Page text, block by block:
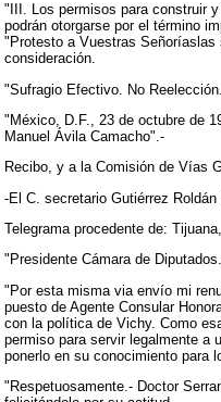
"III. Los permisos para construir
podrán otorgarse por el término
"Protesto a Vuestras
consideración.
"Sufragio Efectivo. No Reelección.
"México, D.F., 23 de octubre de
Manuel Ávila Camacho".-
Recibo, y a la Comisión de Vías
-El C. secretario Gutiérrez
Telegrama procedente de:
"Presidente Cámara de
"Por esta misma via envío mi
puesto de Agente Consular
con la política de Vichy. Como
permiso para servir legalmente a
ponerlo en su conocimiento para
"Respetuosamente.- Doctor